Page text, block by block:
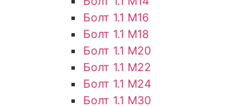
Болт 1.1 М16
Болт 1.1 М18
Болт 1.1 М20
Болт 1.1 М22
Болт 1.1 М24
Болт 1.1 М30